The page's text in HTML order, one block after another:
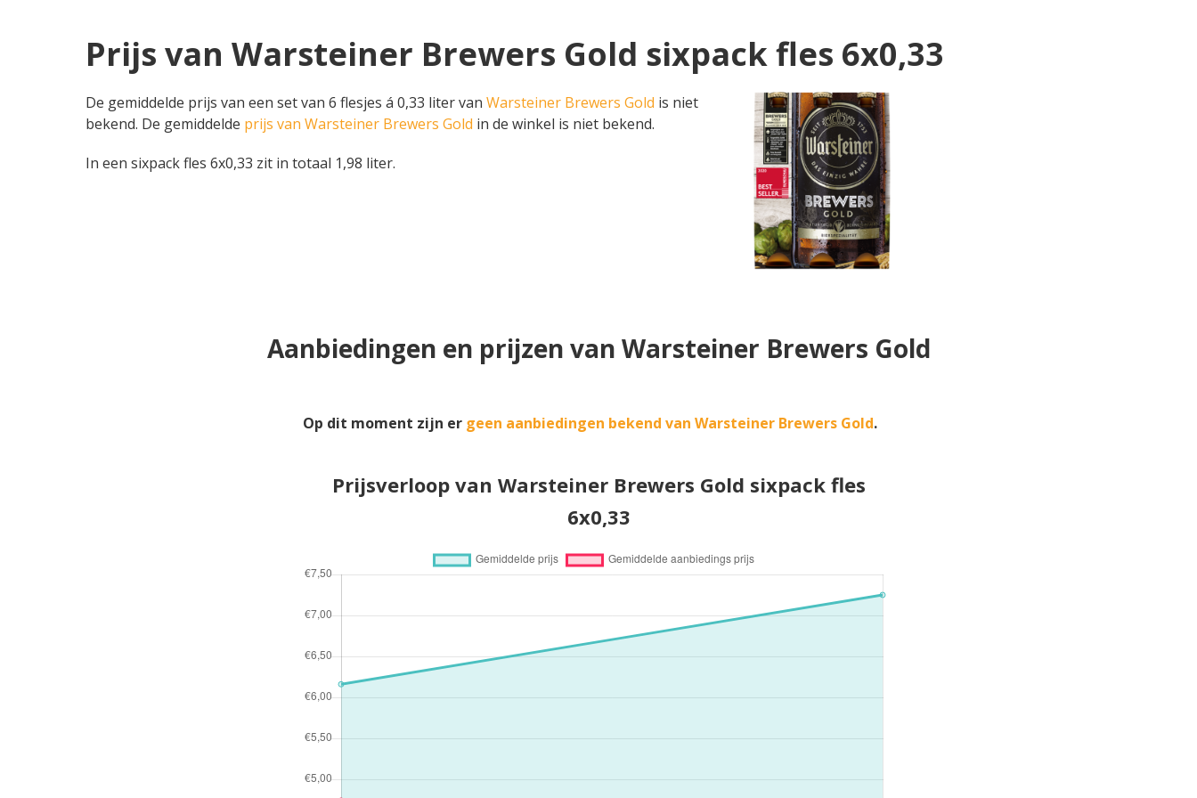
Prijs van Warsteiner Brewers Gold sixpack fles 6x0,33
De gemiddelde prijs van een set van 6 flesjes á 0,33 liter van Warsteiner Brewers Gold is niet
bekend. De gemiddelde prijs van Warsteiner Brewers Gold in de winkel is niet bekend.
In een sixpack fles 6x0,33 zit in totaal 1,98 liter.
Aanbiedingen en prijzen van Warsteiner Brewers Gold
Op dit moment zijn er geen aanbiedingen bekend van Warsteiner Brewers Gold.
Prijsverloop van Warsteiner Brewers Gold sixpack fles
6x0,33